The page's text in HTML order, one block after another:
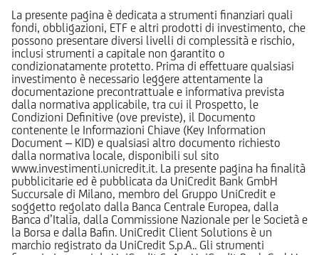
La presente pagina è dedicata a strumenti finanziari quali
fondi, obbligazioni, ETF e altri prodotti di investimento, che
possono presentare diversi livelli di complessità e rischio,
inclusi strumenti a capitale non garantito o
condizionatamente protetto. Prima di effettuare qualsiasi
investimento è necessario leggere attentamente la
documentazione precontrattuale e informativa prevista
dalla normativa applicabile, tra cui il Prospetto, le
Condizioni Definitive (ove previste), il Documento
contenente le Informazioni Chiave (Key Information
Document – KID) e qualsiasi altro documento richiesto
dalla normativa locale, disponibili sul sito
www.investimenti.unicredit.it. La presente pagina ha finalità
pubblicitarie ed è pubblicata da UniCredit Bank GmbH
Succursale di Milano, membro del Gruppo UniCredit e
soggetto regolato dalla Banca Centrale Europea, dalla
Banca d’Italia, dalla Commissione Nazionale per le Società e
la Borsa e dalla Bafin. UniCredit Client Solutions è un
marchio registrato da UniCredit S.p.A.. Gli strumenti